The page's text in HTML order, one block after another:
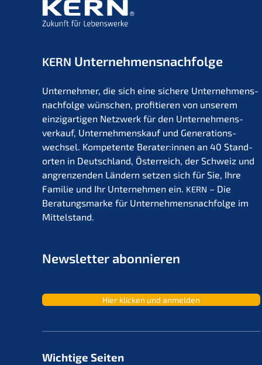
finden
KERN Unternehmens­nachfolge
Unter­neh­mer, die sich eine siche­re Unternehmens­
nachfolge wünschen, profi­tie­ren von unserem
einzig­ar­ti­gen Netzwerk für den Unter­nehmens­
verkauf, Unter­nehmens­kauf und Generations­
wechsel. Kompe­ten­te Berater:innen an 40 Stand­
or­ten in Deutsch­land, Öster­reich, der Schweiz und
angren­zen­den Ländern setzen sich für Sie, Ihre
Familie und Ihr Unter­neh­men ein. KERN – Die
Beratungs­mar­ke für Unternehmens­nachfolge im
Mittelstand.
Newslet­ter abonnieren
Hier klicken und anmelden
Wichtige Seiten